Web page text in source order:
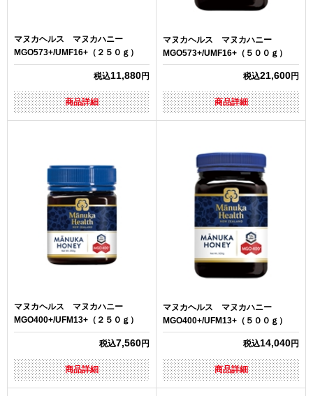
マヌカヘルス マヌカハニー
MGO573+/UMF16+（２５０ｇ）
税込11,880円
商品詳細
マヌカヘルス マヌカハニー
MGO573+/UMF16+（５００ｇ）
税込21,600円
商品詳細
マヌカヘルス マヌカハニー
MGO400+/UFM13+（２５０ｇ）
税込7,560円
商品詳細
マヌカヘルス マヌカハニー
MGO400+/UFM13+（５００ｇ）
税込14,040円
商品詳細